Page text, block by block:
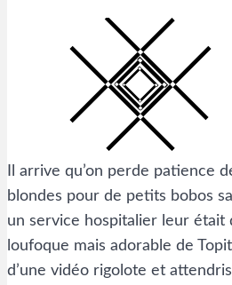
Il arrive qu’on perde patience
blondes pour de petits bobos
un service hospitalier leur était
loufoque mais adorable de
d’une vidéo rigolote et